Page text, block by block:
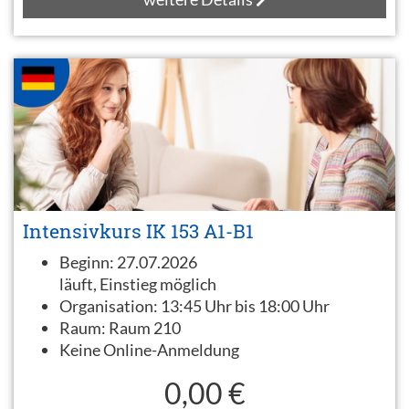
Intensivkurs IK 153 A1-B1
Beginn: 27.07.2026
läuft, Einstieg möglich
Organisation: 13:45 Uhr bis 18:00 Uhr
Raum: Raum 210
Keine Online-Anmeldung
0,00 €